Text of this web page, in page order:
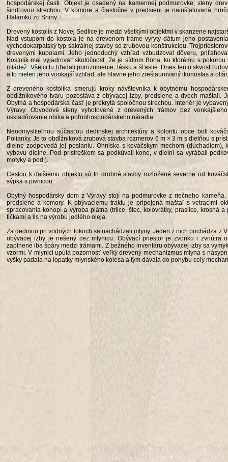
hospodárskej časti. Objekt je osadený na kamennej podmurovke, steny
šindľovou strechou. V komore a čiastočne v predsieni je nainštalovaná
Halamku zo Sniny.
Drevený kostolík z Novej Sedlice je medzi všetkými objektmi v skanzene
Nad vstupom do kostola je na drevenom tráme vyrytý dátum jeho
východokarpatský typ sakrálnej stavby so zrubovou konštrukciou.
drevenými kupolami. Jeho jednoduchý vzhľad vzbudzoval dôveru,
Kostolík mal vyjadrovať skutočnosť, že je sídlom Boha, ku ktorému s
mládež. Všetci tu hľadali porozumenie, lásku a šťastie. Dnes tento skvost
a to nielen jeho vonkajší vzhľad, ale hlavne jeho zreštaurovaný ikonostas a oltár.
Z dreveného kostolíka smerujú kroky návštevníka k obytnému
obdĺžnikového tvaru pozostáva z obývacej izby, predsiene a dvoch maštalí.
Obytná a hospodárska časť je prekrytá spoločnou strechou. Interiér je
Výravy. Obvodové steny vyhotovené z drevených trámov bez
uskladňovanie obilia a poľnohospodárskeho náradia.
Neodmysliteľnou súčasťou dedinskej architektúry a koloritu obce boli
Polianky. Je to obdĺžniková zrubová stavba rozmerov 6 m × 3 m s dielňou s
dielne zodpovedá jej poslaniu. Ohnisko s kováčskym mechom
výbavu dielne. Pod prístreškom sa podkúvali kone, v dielni sa vyrábali
motyky a pod.).
Cestou k ďalšiemu objektu sú tri drobné stavby rozložené severne od
sýpka s pivnicou.
Obytný hospodársky dom z Výravy stojí na podmurovke z riečneho
predsiene a komory. K obývaciemu traktu je pripojená maštaľ s vetracími
spracovania konopí a výroba plátna (trlice, štec, kolovrátky, praslice, krosná
tĺčkami a lis na výrobu jedlého oleja.
Za dedinou pri vodných tokoch sa nachádzali mlyny. Jeden z nich pochádza z
obývacej izby je riešený cez mlynicu. Obývací priestor je zvonku i
zaplnené iba špáry medzi trámami. Z bežného inventáru obývacej izby sa
vzormi. V mlynici upúta pozornosť veľký drevený mechanizmus mlyna s
výšky padala na lopatky mlynského kolesa a tým dávala do pohybu celý